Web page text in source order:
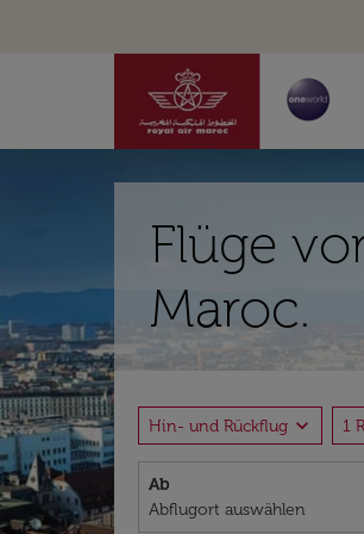
Flüge
Maroc.
Hin- und Rückflug expand_more 1
Ab